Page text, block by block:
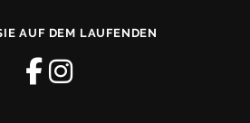
AUF DEM LAUFENDEN